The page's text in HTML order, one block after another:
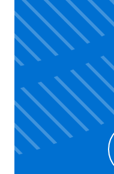
Click to enable